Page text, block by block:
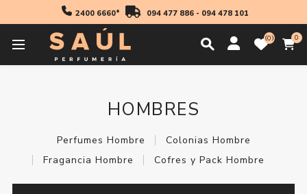
2400 6660* 094 477 886- 094 478 101
0 0
Inicio Fragancias
HOMBRES
Perfumes Hombre
Colonias Hombre
Fragancia Hombre
Cofres y Pack Hombre